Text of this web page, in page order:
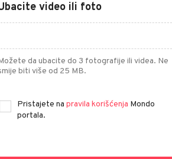
video ili foto
da ubacite do 3 fotografije ili videa. Ne
biti više od 25 MB.
Pristajete na pravila korišćenja Mondo
portala.